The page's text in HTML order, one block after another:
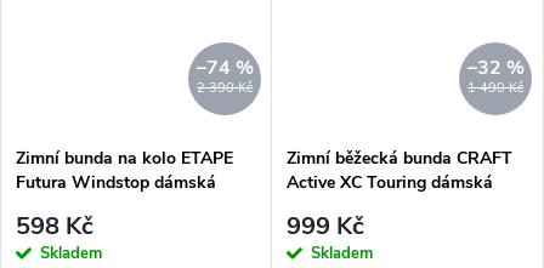
2 390 Kč
–74 %
Zimní bunda na kolo ETAPE
Futura Windstop dámská
598 Kč
Skladem
1 490 Kč
–32 %
Zimní běžecká bunda CRAFT
Active XC Touring dámská
999 Kč
Skladem